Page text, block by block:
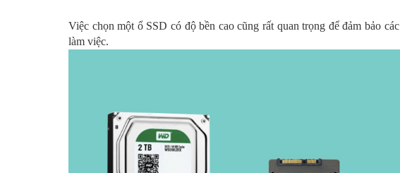
Việc chọn một ổ SSD có độ bền cao cũng rất quan trọng để đảm bảo
làm việc.